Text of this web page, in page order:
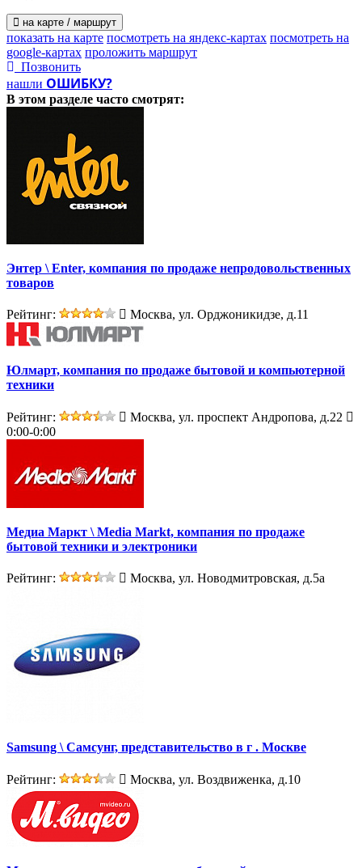
на карте / маршрут
показать на карте посмотреть на яндекс-картах посмотреть на
google-картах проложить маршрут
Позвонить
нашли ОШИБКУ?
В этом разделе часто смотрят:
Энтер \ Enter, компания по продаже непродовольственных
товаров
Рейтинг: Москва, ул. Орджоникидзе, д.11
Юлмарт, компания по продаже бытовой и компьютерной
техники
Рейтинг:
Москва, ул. проспект Андропова, д.22
0:00-0:00
Медиа Маркт \ Media Markt, компания по продаже
бытовой техники и электроники
Рейтинг: Москва, ул. Новодмитровская, д.5а
Samsung \ Самсунг, представительство в г . Москве
Рейтинг: Москва, ул. Воздвиженка, д.10